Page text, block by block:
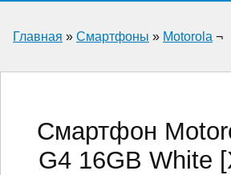
Главная » Смартфоны » Motorola ¬
Смартфон
G4 16GB White